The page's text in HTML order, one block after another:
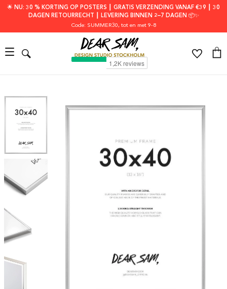
🌟 NU: 30 % KORTING OP POSTERS ┃ GRATIS VERZENDING VANAF €39 ┃ 30
DAGEN RETOURRECHT ┃ LEVERING BINNEN 2–7 DAGEN 📦✨
Code: SUMMER30, tot en met 9-8